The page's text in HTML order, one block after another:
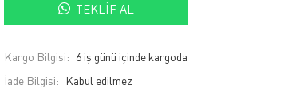
TEKLIF AL
Kargo Bilgisi: 6 iş günü içinde kargoda
İade Bilgisi: